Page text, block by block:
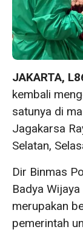
JAKARTA,
kembali
satunya di
Jagakarsa
Selatan,
Dir Binmas
Badya
merupakan
pemerintah